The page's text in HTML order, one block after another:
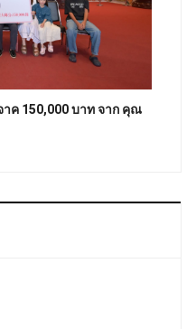
ค 150,000 บาท จาก คุณ